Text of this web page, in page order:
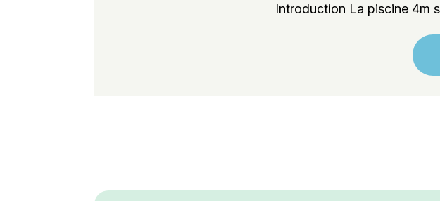
Introduction La piscine 4m